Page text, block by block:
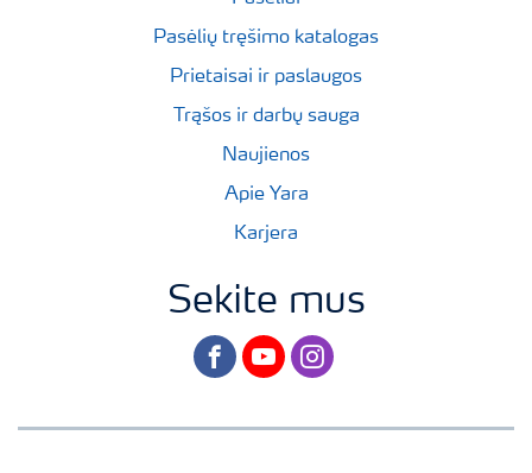
Pasėlių tręšimo katalogas
Prietaisai ir paslaugos
Trąšos ir darbų sauga
Naujienos
Apie Yara
Karjera
Sekite mus
facebookyoutubeinstagram